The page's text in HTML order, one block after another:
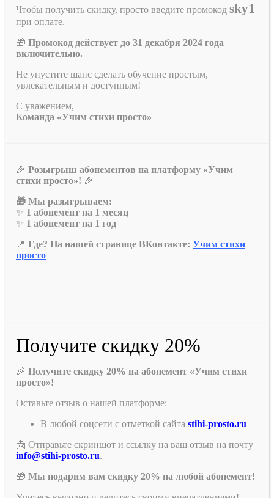
Чтобы получить скидку, просто введите промокод sky1
при оплате.
🎁 Промокод действует до 31 декабря 2024 года
включительно.
Не упустите шанс сделать обучение простым,
увлекательным и доступным!
С уважением,
Команда «Учим стихи просто»
🎉 Розыгрыш абонементов на платформу «Учим
стихи просто»! 🎉
🎁 Мы разыгрываем:
✨ 1 абонемент на 1 месяц
✨ 1 абонемент на 1 год
📍 Где? На нашей странице ВКонтакте: Учим стихи
просто
Получите скидку 20%
🎉 Получите скидку 20% на абонемент «Учим стихи
просто»!
Оставьте отзыв о нашей платформе:
В любой соцсети с отметкой сайта stihi-prosto.ru
📩 Отправьте скриншот и ссылку на ваш отзыв на почту
info@stihi-prosto.ru.
🎁 Мы подарим вам скидку 20% на любой абонемент!